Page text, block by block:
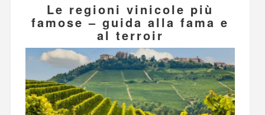
Le regioni vinicole più
famose – guida alla fama e
al terroir